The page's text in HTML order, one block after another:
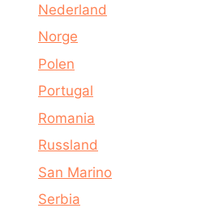
Nederland
Norge
Polen
Portugal
Romania
Russland
San Marino
Serbia